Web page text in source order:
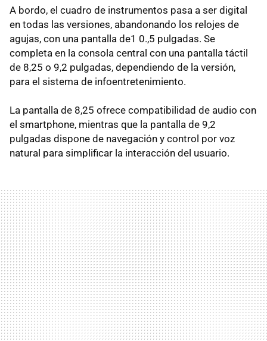
A bordo, el cuadro de instrumentos pasa a ser digital
en todas las versiones, abandonando los relojes de
agujas, con una pantalla de1 0.,5 pulgadas. Se
completa en la consola central con una pantalla táctil
de 8,25 o 9,2 pulgadas, dependiendo de la versión,
para el sistema de infoentretenimiento.
La pantalla de 8,25 ofrece compatibilidad de audio con
el smartphone, mientras que la pantalla de 9,2
pulgadas dispone de navegación y control por voz
natural para simplificar la interacción del usuario.